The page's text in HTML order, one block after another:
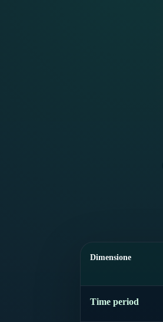
Dimensione
Time period